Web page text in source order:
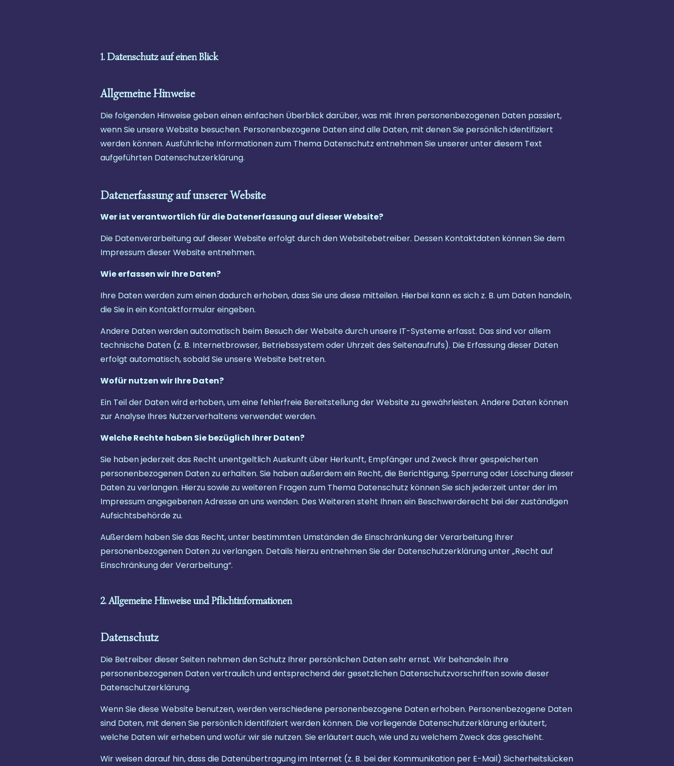
1. Datenschutz auf einen Blick
Allgemeine Hinweise
Die folgenden Hinweise geben einen einfachen Überblick darüber, was mit Ihren personenbezogenen Daten passiert,
wenn Sie unsere Website besuchen. Personenbezogene Daten sind alle Daten, mit denen Sie persönlich identifiziert
werden können. Ausführliche Informationen zum Thema Datenschutz entnehmen Sie unserer unter diesem Text
aufgeführten Datenschutzerklärung.
Datenerfassung auf unserer Website
Wer ist verantwortlich für die Datenerfassung auf dieser Website?
Die Datenverarbeitung auf dieser Website erfolgt durch den Websitebetreiber. Dessen Kontaktdaten können Sie dem
Impressum dieser Website entnehmen.
Wie erfassen wir Ihre Daten?
Ihre Daten werden zum einen dadurch erhoben, dass Sie uns diese mitteilen. Hierbei kann es sich z. B. um Daten handeln,
die Sie in ein Kontaktformular eingeben.
Andere Daten werden automatisch beim Besuch der Website durch unsere IT-Systeme erfasst. Das sind vor allem
technische Daten (z. B. Internetbrowser, Betriebssystem oder Uhrzeit des Seitenaufrufs). Die Erfassung dieser Daten
erfolgt automatisch, sobald Sie unsere Website betreten.
Wofür nutzen wir Ihre Daten?
Ein Teil der Daten wird erhoben, um eine fehlerfreie Bereitstellung der Website zu gewährleisten. Andere Daten können
zur Analyse Ihres Nutzerverhaltens verwendet werden.
Welche Rechte haben Sie bezüglich Ihrer Daten?
Sie haben jederzeit das Recht unentgeltlich Auskunft über Herkunft, Empfänger und Zweck Ihrer gespeicherten
personenbezogenen Daten zu erhalten. Sie haben außerdem ein Recht, die Berichtigung, Sperrung oder Löschung dieser
Daten zu verlangen. Hierzu sowie zu weiteren Fragen zum Thema Datenschutz können Sie sich jederzeit unter der im
Impressum angegebenen Adresse an uns wenden. Des Weiteren steht Ihnen ein Beschwerderecht bei der zuständigen
Aufsichtsbehörde zu.
Außerdem haben Sie das Recht, unter bestimmten Umständen die Einschränkung der Verarbeitung Ihrer
personenbezogenen Daten zu verlangen. Details hierzu entnehmen Sie der Datenschutzerklärung unter „Recht auf
Einschränkung der Verarbeitung“.
2. Allgemeine Hinweise und Pflichtinformationen
Datenschutz
Die Betreiber dieser Seiten nehmen den Schutz Ihrer persönlichen Daten sehr ernst. Wir behandeln Ihre
personenbezogenen Daten vertraulich und entsprechend der gesetzlichen Datenschutzvorschriften sowie dieser
Datenschutzerklärung.
Wenn Sie diese Website benutzen, werden verschiedene personenbezogene Daten erhoben. Personenbezogene Daten
sind Daten, mit denen Sie persönlich identifiziert werden können. Die vorliegende Datenschutzerklärung erläutert,
welche Daten wir erheben und wofür wir sie nutzen. Sie erläutert auch, wie und zu welchem Zweck das geschieht.
Wir weisen darauf hin, dass die Datenübertragung im Internet (z. B. bei der Kommunikation per E-Mail) Sicherheitslücken